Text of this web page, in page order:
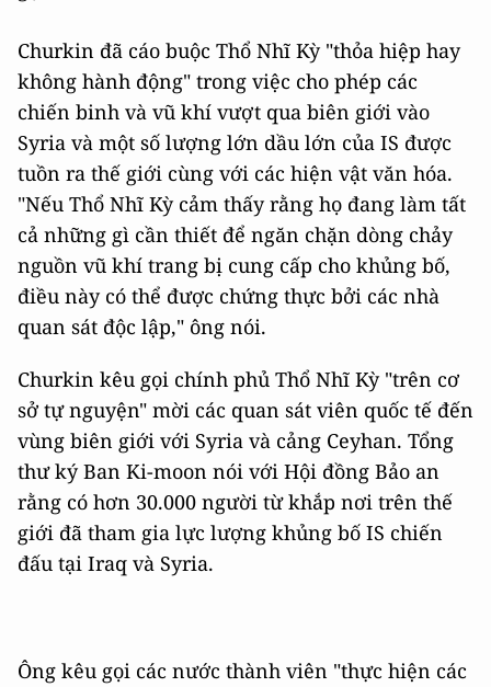
Churkin đã cáo buộc Thổ Nhĩ Kỳ "thỏa hiệp hay
không hành động" trong việc cho phép các
chiến binh và vũ khí vượt qua biên giới vào
Syria và một số lượng lớn dầu lớn của IS được
tuồn ra thế giới cùng với các hiện vật văn hóa.
"Nếu Thổ Nhĩ Kỳ cảm thấy rằng họ đang làm tất
cả những gì cần thiết để ngăn chặn dòng chảy
nguồn vũ khí trang bị cung cấp cho khủng bố,
điều này có thể được chứng thực bởi các nhà
quan sát độc lập," ông nói.
Churkin kêu gọi chính phủ Thổ Nhĩ Kỳ "trên cơ
sở tự nguyện" mời các quan sát viên quốc tế đến
vùng biên giới với Syria và cảng Ceyhan. Tổng
thư ký Ban Ki-moon nói với Hội đồng Bảo an
rằng có hơn 30.000 người từ khắp nơi trên thế
giới đã tham gia lực lượng khủng bố IS chiến
đấu tại Iraq và Syria.
Ông kêu gọi các nước thành viên "thực hiện các